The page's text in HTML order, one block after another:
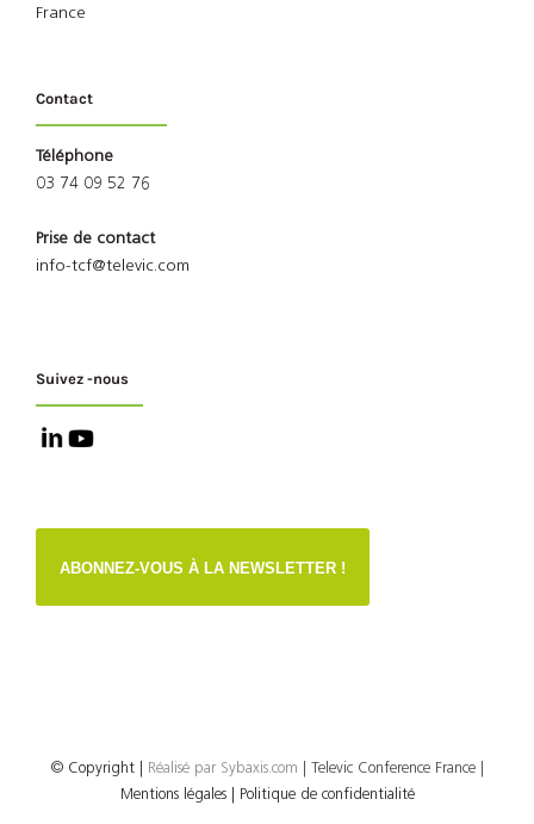
France
Contact
Téléphone
03 74 09 52 76
Prise de contact
info-tcf@televic.com
Suivez -nous
ABONNEZ-VOUS À LA NEWSLETTER !
© Copyright Réalisé par Sybaxis.com | Televic Conference France |
Mentions légales |
Politique de confidentialité